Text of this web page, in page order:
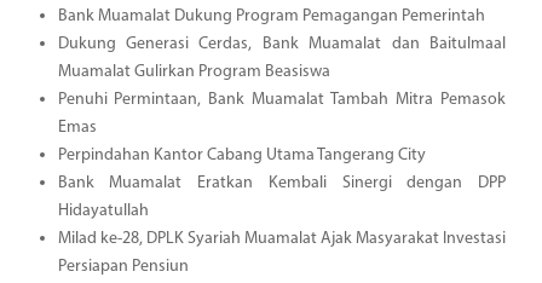
Bank Muamalat Dukung Program Pemagangan Pemerintah
Dukung Generasi Cerdas, Bank Muamalat dan Baitulmaal
Muamalat Gulirkan Program Beasiswa
Penuhi Permintaan, Bank Muamalat Tambah Mitra Pemasok
Emas
Perpindahan Kantor Cabang Utama Tangerang City
Bank Muamalat Eratkan Kembali Sinergi dengan DPP
Hidayatullah
Milad ke-28, DPLK Syariah Muamalat Ajak Masyarakat Investasi
Persiapan Pensiun